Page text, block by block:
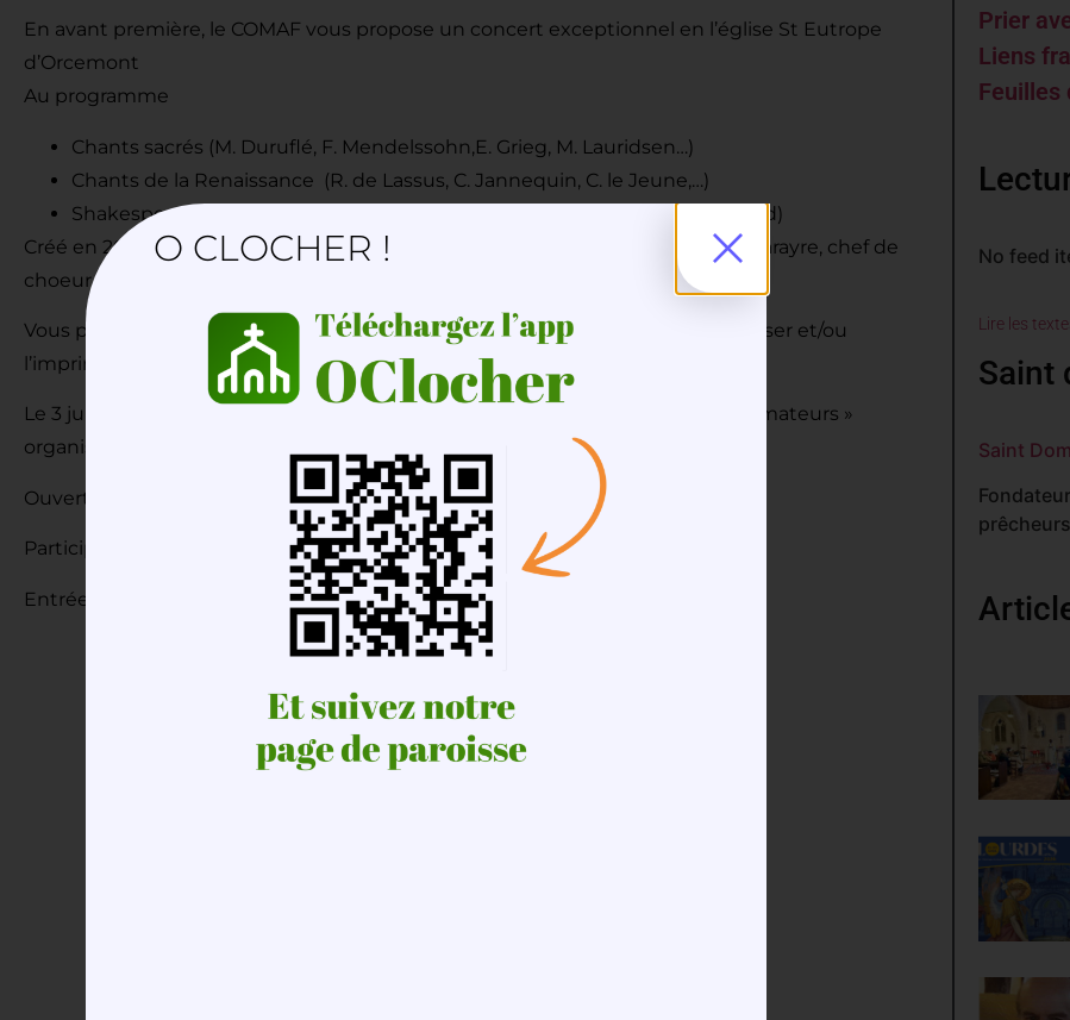
En avant première, le COMAF vous propose un concert exceptionnel en l’église St Eutrope
d’Orcemont
Au programme
Chants sacrés (M. Duruflé, F. Mendelssohn,E. Grieg, M. Lauridsen…)
Chants de la Renaissance (R. de Lassus, C. Jannequin, C. le Jeune,…)
Shakespeare songs ( T. Arne, M. Harris, B. Hugues, N. Lindenerg et C. Wood)
Créé en 2015, l’ensemble vocal « Évocation » est un octuor dirigé par Pascale Parayre, chef de
choeur et organiste de formation.
Vous pouvez voir leur photo et télécharger leuraffiche ci-dessous
pour la diffuser et/ou
l’imprimer.
Le 3 juin, « Évocation » représentera la région Alsace au coeur du « weekend amateurs »
organisé par la Philharmonie de Paris.
Ouverture des portes à 20h
Participation aux frais 5€/personne
Entrée gratuite pour les moins de 12 ans
Prier
Liens
Feuilles
No feed
Lire les
Saint
Saint
O CLOCHER !